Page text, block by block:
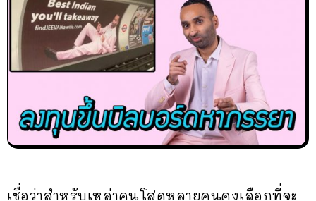
เชื่อว่าสำหรับเหล่าคนโสดหลายคนคงเลือกที่จะ